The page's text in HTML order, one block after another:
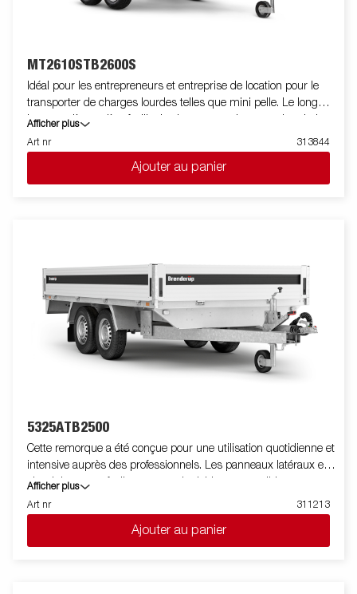
étanche, y compris le connecteur et le faiceau. Les images sont
MT2610STB2600S
Idéal pour les entrepreneurs et entreprise de location pour le
transporter de charges lourdes telles que mini pelle. Le long
hayon arrière arrière facilite le chargement. Les marche pieds et
garde boue renforcés facilitent l'accès au chargement. Le
support godet et roue jockey sont de série. Les images ne sont
données qu'à titre indicatif et peuvent présenter des
équipements optionnels.
Afficher plus
Art nr
313844
Ajouter au panier
5325ATB2500
Cette remorque a été conçue pour une utilisation quotidienne et
intensive auprès des professionnels. Les panneaux latéraux en
aluminium sont facilement manipulables et amovibles pour
obtenir un plateau nu et une parfaite plateforme de chargement.
Les anneaux d'arrimages (force maximale de 400 kg par
attache) permettent d'arrimer et de sécuriser le chargement.
Une large gamme d'accessoires est également disponible. Les
Afficher plus
Art nr
311213
Ajouter au panier